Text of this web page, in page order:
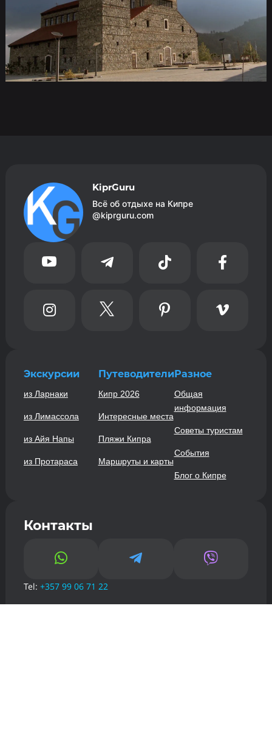
KiprGuru
Всё об отдыхе на Кипре
@kiprguru.com
   
   
Экскурсии
из Ларнаки
из Лимассола
из Айя Напы
из Протараса
Путеводители
Кипр 2026
Интересные места
Пляжи Кипра
Маршруты и карты
Разное
Общая
информация
Советы туристам
События
Блог о Кипре
Контакты
  
Tel: +357 99 06 71 22